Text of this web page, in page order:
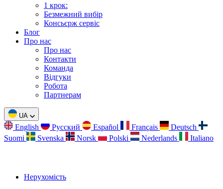
1 крок:
Безмежний вибір
Консьєрж сервіс
Блог
Про нас
Про нас
Контакти
Команда
Відгуки
Робота
Партнерам
UA
English Русский Español Français
Deutsch
Suomi
Svenska Norsk Polski Nederlands Italiano
Нерухомість